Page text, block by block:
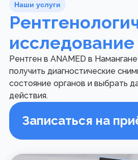
Наши услуги
исследование
Рентген в ANAMED в
получить диагностические
состояние органов и выбрать
действия.
Записаться на